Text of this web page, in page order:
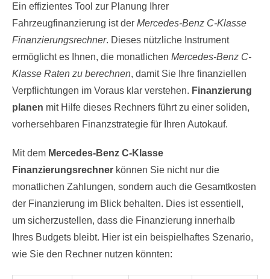
Ein effizientes Tool zur Planung Ihrer
Fahrzeugfinanzierung ist der Mercedes-Benz C-Klasse
Finanzierungsrechner. Dieses nützliche Instrument
ermöglicht es Ihnen, die monatlichen Mercedes-Benz C-
Klasse Raten zu berechnen, damit Sie Ihre finanziellen
Verpflichtungen im Voraus klar verstehen. Finanzierung
planen mit Hilfe dieses Rechners führt zu einer soliden,
vorhersehbaren Finanzstrategie für Ihren Autokauf.
Mit dem Mercedes-Benz C-Klasse
Finanzierungsrechner können Sie nicht nur die
monatlichen Zahlungen, sondern auch die Gesamtkosten
der Finanzierung im Blick behalten. Dies ist essentiell,
um sicherzustellen, dass die Finanzierung innerhalb
Ihres Budgets bleibt. Hier ist ein beispielhaftes Szenario,
wie Sie den Rechner nutzen könnten: